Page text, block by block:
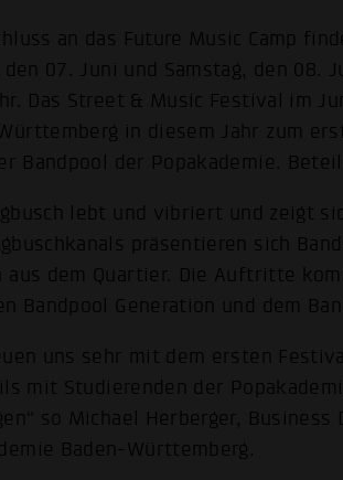
an das Future Music Camp
den 07. Juni und Samstag, den 08.
Das Street & Music Festival im
in diesem Jahr zum
Bandpool der Popakademie.
lebt und vibriert und zeigt
präsentieren sich
aus dem Quartier. Die Auftritte
Bandpool Generation und dem
uns sehr mit dem ersten
mit Studierenden der
so Michael Herberger,
Baden-Württemberg.